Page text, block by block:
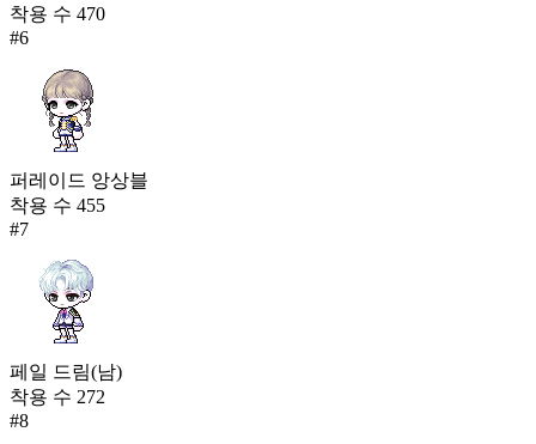
착용 수 470
#6
퍼레이드 앙상블
착용 수 455
#7
페일 드림(남)
착용 수 272
#8